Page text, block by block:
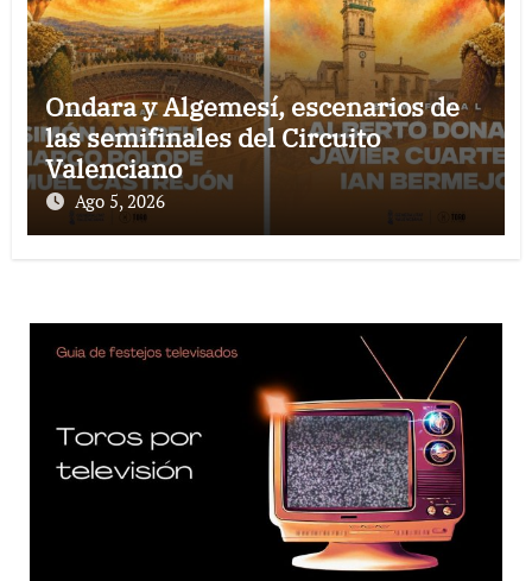
Ondara y Algemesí, escenarios de
las semifinales del Circuito
Valenciano
Ago 5, 2026